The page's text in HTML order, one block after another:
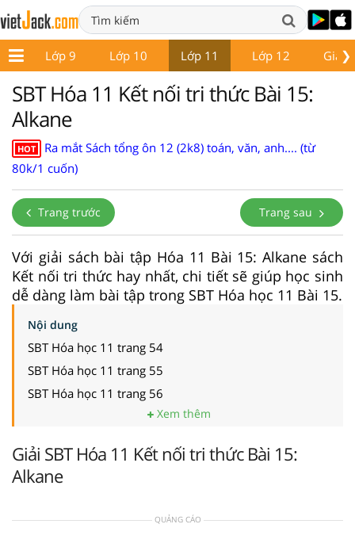
❯
8 Lớp 9 Lớp 10 Lớp 11 Lớp 12 Giáo
SBT Hóa 11 Kết nối tri thức Bài 15:
Alkane
HOT
Ra mắt Sách tổng ôn 12 (2k8) toán, văn, anh.... (từ
80k/1 cuốn)
Trang trước Trang sau
Với giải sách bài tập Hóa 11 Bài 15: Alkane sách
Kết nối tri thức hay nhất, chi tiết sẽ giúp học sinh
dễ dàng làm bài tập trong SBT Hóa học 11 Bài 15.
Nội dung
SBT Hóa học 11 trang 54
SBT Hóa học 11 trang 55
SBT Hóa học 11 trang 56
Xem thêm
Giải SBT Hóa 11 Kết nối tri thức Bài 15:
Alkane
QUẢNG CÁO